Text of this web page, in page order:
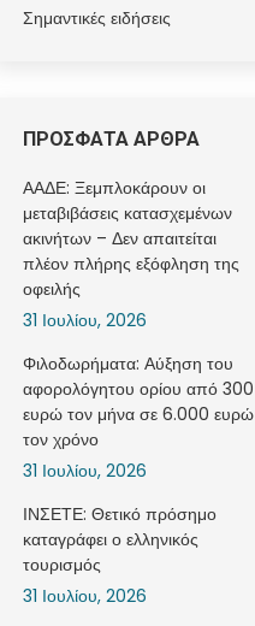
Σημαντικές ειδήσεις
ΠΡΟΣΦΑΤΑ ΑΡΘΡΑ
ΑΑΔΕ: Ξεμπλοκάρουν οι
μεταβιβάσεις κατασχεμένων
ακινήτων – Δεν απαιτείται
πλέον πλήρης εξόφληση της
οφειλής
31 Ιουλίου, 2026
Φιλοδωρήματα: Αύξηση του
αφορολόγητου ορίου από 300
ευρώ τον μήνα σε 6.000 ευρώ
τον χρόνο
31 Ιουλίου, 2026
ΙΝΣΕΤΕ: Θετικό πρόσημο
καταγράφει ο ελληνικός
τουρισμός
31 Ιουλίου, 2026